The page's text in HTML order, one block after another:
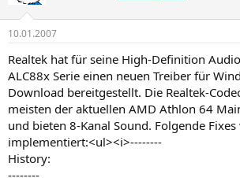
10.01.2007
Realtek hat für seine High-Definition
ALC88x Serie einen neuen Treiber für
Download bereitgestellt. Die Realtek-
meisten der aktuellen AMD Athlon 64
und bieten 8-Kanal Sound. Folgende
implementiert:<ul><i>--------
History:
--------